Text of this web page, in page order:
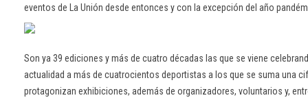
eventos de La Unión desde entonces y con la excepción del año
Son ya 39 ediciones y más de cuatro décadas las que se viene
actualidad a más de cuatrocientos deportistas a los que se suma una
protagonizan exhibiciones, además de organizadores, voluntarios y,